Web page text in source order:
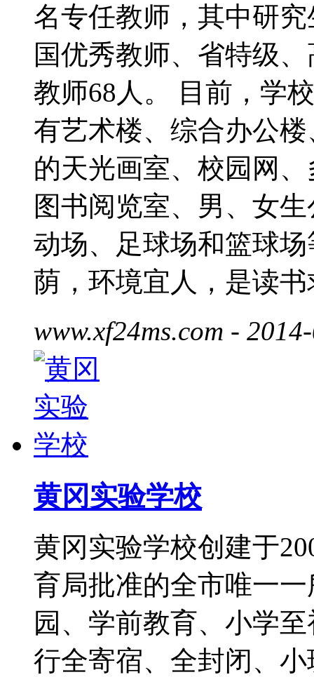
名专任教师，其中研
国优秀教师、省特级
教师68人。 目前，学
有艺术楼、综合办公
的天光画室、校园网
图书阅览室、男、女
动场、足球场和篮球
荫，环境宜人，是读
www.xf24ms.com -
黄冈实验学校
黄冈实验学校创建于
育局批准的全市唯一
园、学前教育、小学
行全寄宿、全封闭、